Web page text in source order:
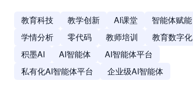
教育科技 教学创新 AI课堂
智能体赋能
学情分析
零代码 教师培训
教育数字化
积墨AI
AI智能体
AI智能体平台
私有化AI智能体平台
企业级AI智能体